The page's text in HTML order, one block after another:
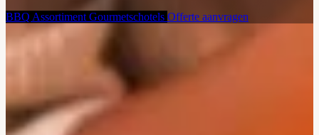
BBQ Assortiment Gourmetschotels Offerte aanvragen